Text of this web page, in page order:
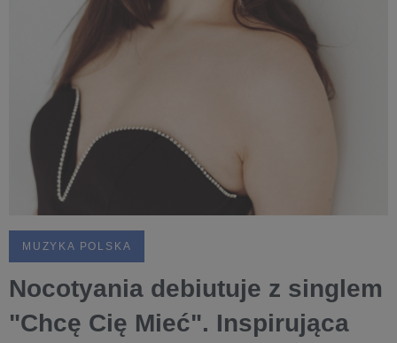
MUZYKA POLSKA
Nocotyania debiutuje z singlem
"Chcę Cię Mieć". Inspirująca